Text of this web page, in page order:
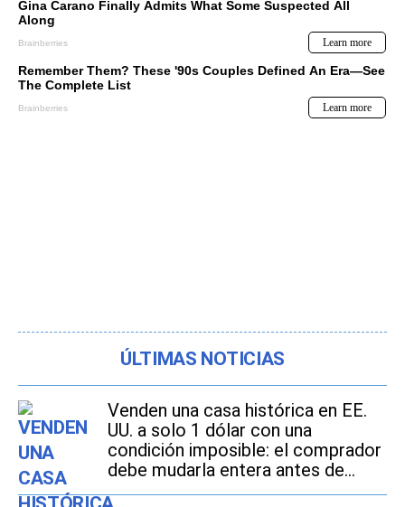
ÚLTIMAS NOTICIAS
Venden una casa histórica en EE.
UU. a solo 1 dólar con una
condición imposible: el comprador
debe mudarla entera antes de
2027